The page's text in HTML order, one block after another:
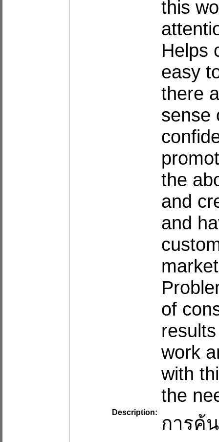
this
Helps
easy
there
sense
the
and
and
of
work
with
the
Description:
การค้